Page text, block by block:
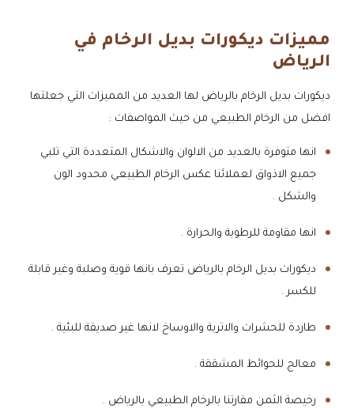
مميزات ديكورات بديل الرخام في
الرياض
ديكورات بديل الرخام بالرياض لها العديد من المميزات التي جعلتها
افضل من الرخام الطبيعي من حيث المواصفات :
انها متوفرة بالعديد من الالوان والاشكال المتعددة التي تلبي
جميع الاذواق لعملائنا عكس الرخام الطبيعي محدود الون
والشكل .
انها مقاومة للرطوبة والحرارة .
ديكورات بديل الرخام بالرياض تعرف بانها قوية وصلبة وغير قابلة
للكسر .
طاردة للحشرات والاتربة والاوساخ لانها غير صديقة للبئية .
معالج للحوائط المشققة .
رخيصة الثمن مقارتنا بالرخام الطبيعي بالرياض .